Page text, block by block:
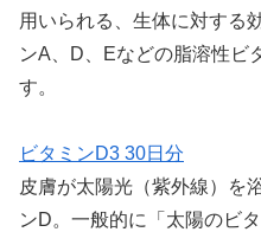
用いられる、生体に対する
ンA、D、Eなどの脂溶性ビ
す。
ビタミンD3 30日分
皮膚が太陽光（紫外線）を
ンD。一般的に「太陽のビ